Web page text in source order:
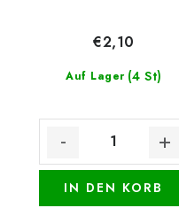
Auf Lager (4 St)
€2,10
IN DEN KORB